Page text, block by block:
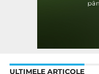
ULTIMELE ARTICOLE